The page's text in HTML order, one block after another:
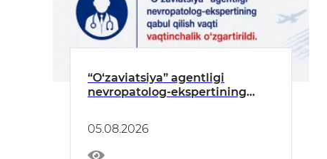
“O‘zaviatsiya” agentligi
nevropatolog-ekspertining
05.08.2026